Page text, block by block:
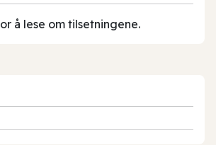
å lese om tilsetningene.